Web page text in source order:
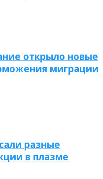
открыло новые
миграции
разные
в плазме